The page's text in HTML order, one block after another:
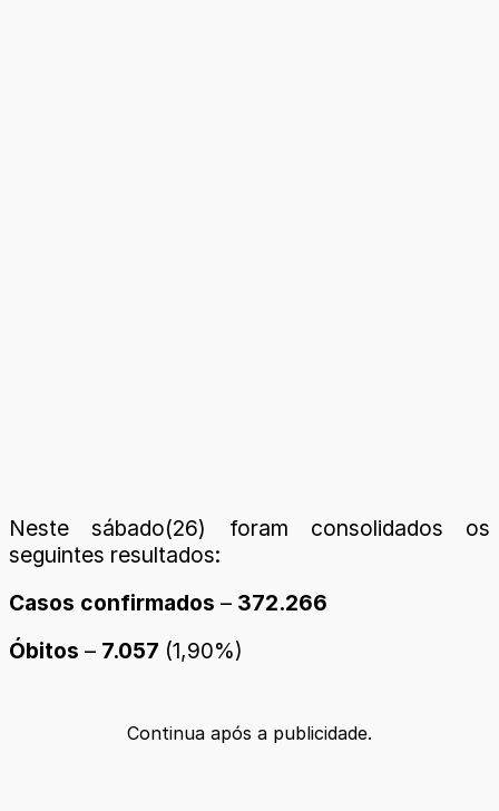
Neste sábado(26) foram consolidados os
seguintes resultados:
Casos confirmados – 372.266
Óbitos – 7.057 (1,90%)
Continua após a publicidade.